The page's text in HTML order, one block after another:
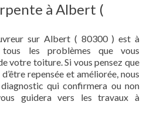
à Albert (
sur Albert ( 80300 ) est à
les problèmes que vous
votre toiture. Si vous pensez que
repensée et améliorée, nous
qui confirmera ou non
guidera vers les travaux à